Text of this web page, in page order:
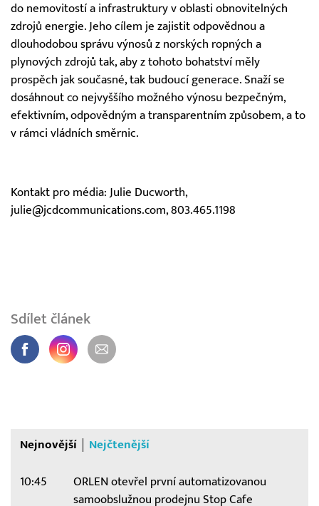
do nemovitostí a infrastruktury v oblasti obnovitelných
zdrojů energie. Jeho cílem je zajistit odpovědnou a
dlouhodobou správu výnosů z norských ropných a
plynových zdrojů tak, aby z tohoto bohatství měly
prospěch jak současné, tak budoucí generace. Snaží se
dosáhnout co nejvyššího možného výnosu bezpečným,
efektivním, odpovědným a transparentním způsobem, a to
v rámci vládních směrnic.
Kontakt pro média: Julie Ducworth,
julie@jcdcommunications.com, 803.465.1198
Sdílet článek
Nejnovější Nejčtenější
10:45
ORLEN otevřel první automatizovanou
samoobslužnou prodejnu Stop Cafe